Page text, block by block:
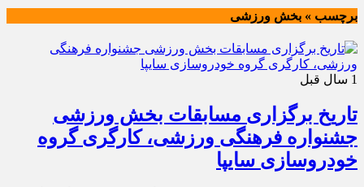
برچسب » بخش ورزشی
1 سال قبل
تاریخ برگزاری مسابقات بخش ورزشی
جشنواره فرهنگی ورزشی، کارگری گروه
خودروسازی سایپا